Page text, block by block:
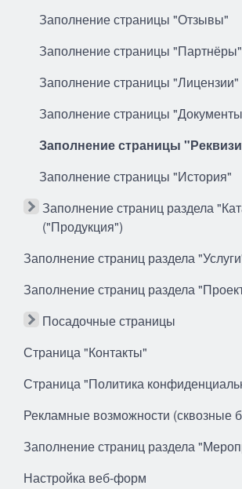
Заполнение страницы "Отзывы"
Заполнение страницы "Партнёры"
Заполнение страницы "Лицензии"
Заполнение страницы
Заполнение страницы
Заполнение страницы "История"
Заполнение страниц раздела
("Продукция")
Заполнение страниц раздела
Заполнение страниц раздела
Посадочные страницы
Страница "Контакты"
Страница "Политика
Рекламные возможности (сквозные
Заполнение страниц раздела
Настройка веб-форм